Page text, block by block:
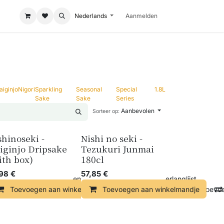
Nederlands Aanmelden
NigoriSparkling
Sake
Seasonal
Sake
Special
Series
1.8L
Sorteer op: Aanbevolen
Vergelijken Toevoegen aan verlanglijst
-
Dripsake
box)
€
Toevoegen aan winkelmandje Vergelijken
Nishi no seki -
Tezukuri Junmai
180cl
57,85€
Toevoegen aan winkelmandje